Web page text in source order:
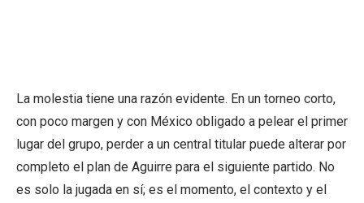
La molestia tiene una razón evidente. En un torneo corto,
con poco margen y con México obligado a pelear el primer
lugar del grupo, perder a un central titular puede alterar por
completo el plan de Aguirre para el siguiente partido. No
es solo la jugada en sí; es el momento, el contexto y el